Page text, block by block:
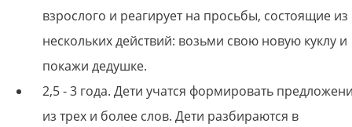
взрослого и реагирует на просьбы, состоящие из
нескольких действий: возьми свою новую куклу и
покажи дедушке.
2,5 - 3 года. Дети учатся формировать
из трех и более слов. Дети разбираются в